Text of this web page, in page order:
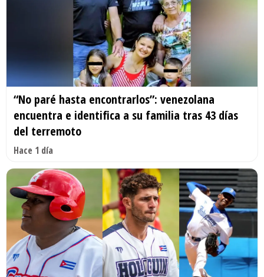
“No paré hasta encontrarlos”: venezolana
encuentra e identifica a su familia tras 43 días
del terremoto
Hace 1 día